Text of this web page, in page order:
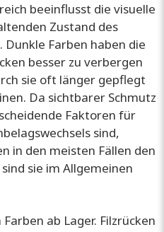
beeinflusst die visuelle
Zustand des
Dunkle Farben haben die
besser zu verbergen
sie oft länger gepflegt
Da sichtbarer Schmutz
Faktoren für
sind,
in den meisten Fällen den
sie im Allgemeinen
ab Lager. Filzrücken